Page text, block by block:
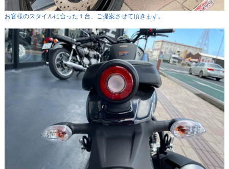
お客様のスタイルに合った１台、ご提案させて頂きます。